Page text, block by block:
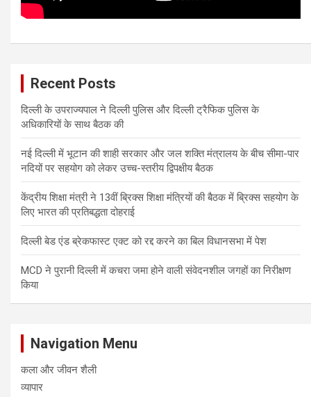
Recent Posts
दिल्ली के उपराज्यपाल ने दिल्ली पुलिस और दिल्ली ट्रैफिक पुलिस के
अधिकारियों के साथ बैठक की
नई दिल्ली में भूटान की शाही सरकार और जल शक्ति मंत्रालय के बीच सीमा-पार
नदियों पर सहयोग को लेकर उच्च-स्तरीय द्विपक्षीय बैठक
केंद्रीय शिक्षा मंत्री ने 13वीं ब्रिक्स शिक्षा मंत्रियों की बैठक में ब्रिक्स सहयोग के
लिए भारत की प्रतिबद्धता दोहराई
दिल्ली बेड एंड ब्रेकफास्ट एक्ट को रद्द करने का बिल विधानसभा में पेश
MCD ने पुरानी दिल्ली में कचरा जमा होने वाली संवेदनशील जगहों का निरीक्षण
किया
Navigation Menu
कला और जीवन शैली
व्यापार